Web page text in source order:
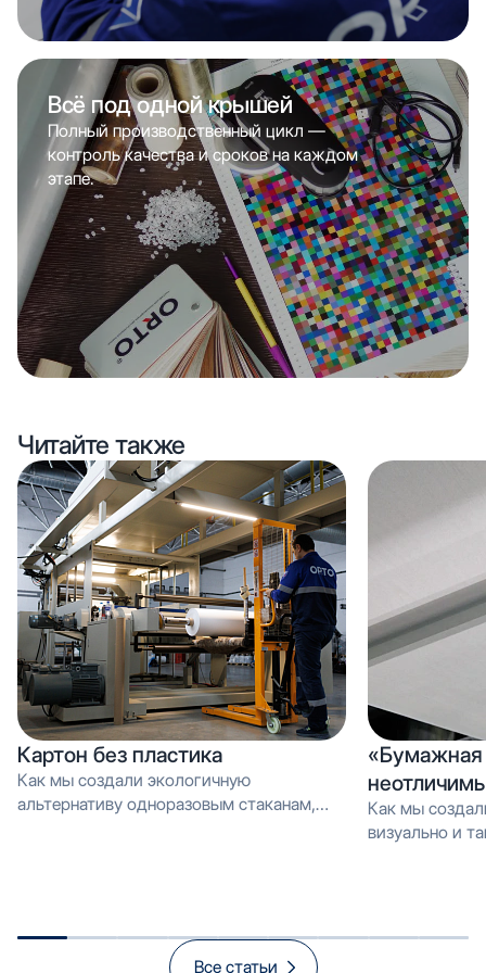
Всё под одной крышей
Полный производственный цикл —
контроль качества и сроков на каждом
этапе.
Читайте также
Картон без пластика
Как мы создали экологичную
альтернативу одноразовым стаканам,
«Бумажная
Как мы
визуально и тактильно неотличимое от
Все статьи